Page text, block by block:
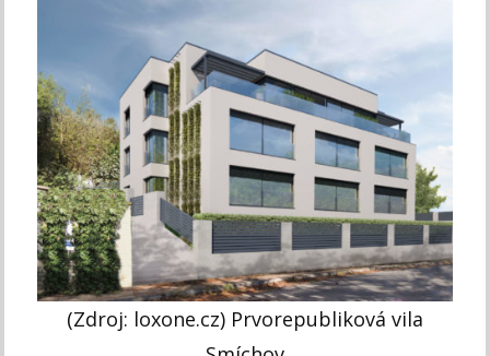
(Zdroj: loxone.cz) Prvorepubliková vila